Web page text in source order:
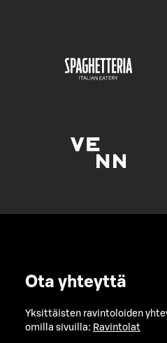
Ota yhteyttä
Yksittäisten ravintoloiden
omilla sivuilla: Ravintolat